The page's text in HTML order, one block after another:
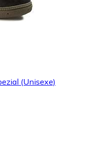
(Unisexe)